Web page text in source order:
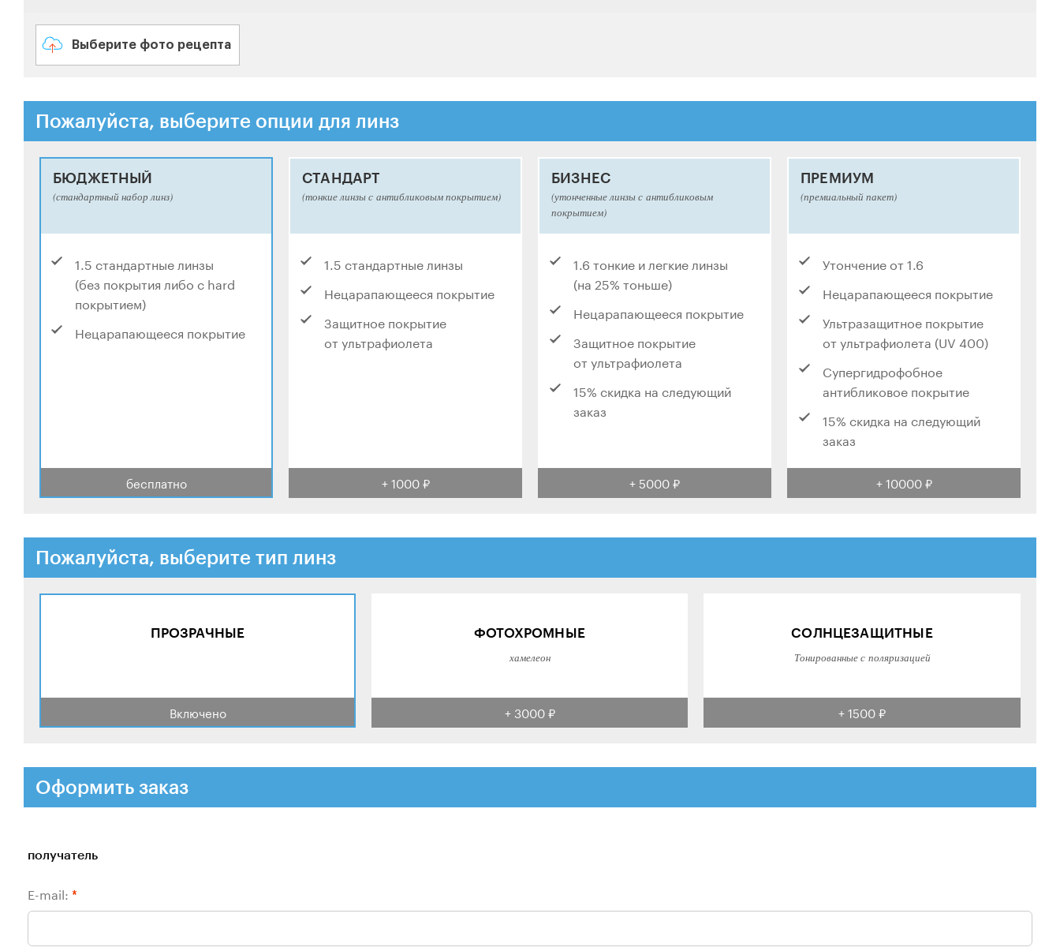
Выберите фото рецепта
Пожалуйста, выберите опции для линз
БЮДЖЕТНЫЙ
(стандартный набор линз)
1.5 стандартные линзы
(без покрытия либо с hard
покрытием)
Нецарапающееся покрытие
бесплатно
СТАНДАРТ
(тонкие линзы с антибликовым покрытием)
1.5 стандартные линзы
Нецарапающееся покрытие
Защитное покрытие
от ультрафиолета
+ 1000 ₽
БИЗНЕС
(утонченные линзы с антибликовым
покрытием)
1.6 тонкие и легкие линзы
(на 25% тоньше)
Нецарапающееся покрытие
Защитное покрытие
от ультрафиолета
15% скидка на следующий
заказ
+ 5000 ₽
ПРЕМИУМ
(премиальный пакет)
Утончение от 1.6
Нецарапающееся покрытие
Ультразащитное покрытие
от ультрафиолета (UV 400)
Супергидрофобное
антибликовое покрытие
15% скидка на следующий
заказ
+ 10000 ₽
Пожалуйста, выберите тип линз
ПРОЗРАЧНЫЕ
Включено
ФОТОХРОМНЫЕ
хамелеон
+ 3000 ₽
СОЛНЦЕЗАЩИТНЫЕ
Тонированные с поляризацией
+ 1500 ₽
Оформить заказ
получатель
E-mail: *